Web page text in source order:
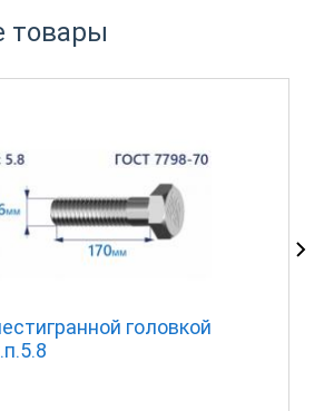
товары
головкой